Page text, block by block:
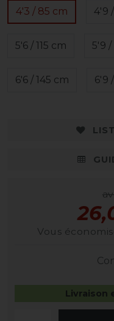
4'3 / 85 cm 4'9
5'6 / 115 cm 5'9 /
6'6 / 145 cm 6'9
Vous
Livraison